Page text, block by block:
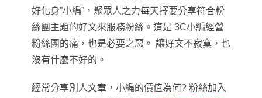
好化身”小編” ， 聚眾人之力每天擇要分享符合粉
絲團主題的好文來服務粉絲 。這是 3C小編經營
粉絲團的痛 ， 也是必要之惡 。 讓好文不寂寞 ， 也
沒有什麼不好的 。
經常分享別人文章 ， 小編的價值為何? 粉絲加入